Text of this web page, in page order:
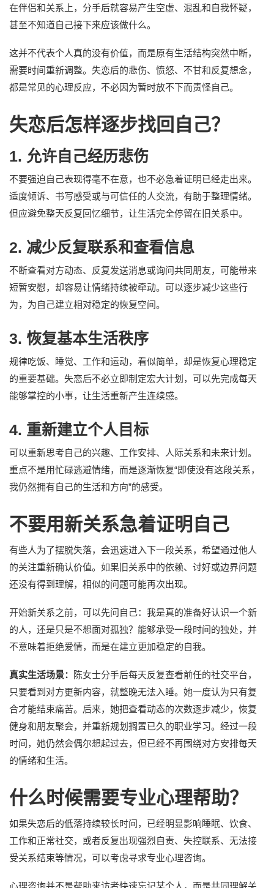
在伴侣和关系上，分手后就容易产生空虚、混乱和自我怀疑，
甚至不知道自己接下来应该做什么。
这并不代表个人真的没有价值，而是原有生活结构突然中断，
需要时间重新调整。失恋后的悲伤、愤怒、不甘和反复想念，
都是常见的心理反应，不必因为暂时放不下而责怪自己。
失恋后怎样逐步找回自己？
1. 允许自己经历悲伤
不要强迫自己表现得毫不在意，也不必急着证明已经走出来。
适度倾诉、书写感受或与可信任的人交流，有助于整理情绪。
但应避免整天反复回忆细节，让生活完全停留在旧关系中。
2. 减少反复联系和查看信息
不断查看对方动态、反复发送消息或询问共同朋友，可能带来
短暂安慰，却容易让情绪持续被牵动。可以逐步减少这些行
为，为自己建立相对稳定的恢复空间。
3. 恢复基本生活秩序
规律吃饭、睡觉、工作和运动，看似简单，却是恢复心理稳定
的重要基础。失恋后不必立即制定宏大计划，可以先完成每天
能够掌控的小事，让生活重新产生连续感。
4. 重新建立个人目标
可以重新思考自己的兴趣、工作安排、人际关系和未来计划。
重点不是用忙碌逃避情绪，而是逐渐恢复“即使没有这段关系，
我仍然拥有自己的生活和方向”的感受。
不要用新关系急着证明自己
有些人为了摆脱失落，会迅速进入下一段关系，希望通过他人
的关注重新确认价值。如果旧关系中的依赖、讨好或边界问题
还没有得到理解，相似的问题可能再次出现。
开始新关系之前，可以先问自己：我是真的准备好认识一个新
的人，还是只是不想面对孤独？能够承受一段时间的独处，并
不意味着拒绝爱情，而是在建立更加稳定的自我。
真实生活场景：
陈女士分手后每天反复查看前任的社交平台，
只要看到对方更新内容，就整晚无法入睡。她一度认为只有复
合才能结束痛苦。后来，她把查看动态的次数逐步减少，恢复
健身和朋友聚会，并重新规划搁置已久的职业学习。经过一段
时间，她仍然会偶尔想起过去，但已经不再围绕对方安排每天
的情绪和生活。
什么时候需要专业心理帮助？
如果失恋后的低落持续较长时间，已经明显影响睡眠、饮食、
工作和正常社交，或者反复出现强烈自责、失控联系、无法接
受关系结束等情况，可以考虑寻求专业心理咨询。